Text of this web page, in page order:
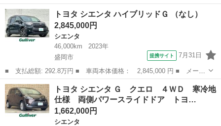
名： トヨタ ■ 車種名： シエンタ ■ グレード名： ＤＩＣＥ－
Ｇ ■ 排気量： 1500cc ■ ドア枚数： 5D ■ ミッション： AT4...
岩手 一関市 シエンタ
トヨタ シエンタ ハイブリッドＧ （なし）
2,845,000円
シエンタ
46,000km
2023年
盛岡市
提携サイト 7月31日
■ 支払総額: 292.8万円 ■ 車両本体価格： 2,845,000 円 ■ メーカ
ー名： トヨタ ■ 車種名： シエンタ ■ グレード名： ハイブリ
ッドＧ ■ 排気量： 1500cc ■ ドア枚数： 5D ■ ミッショ...
岩手 盛岡市 シエンタ
トヨタ シエンタ Ｇ クエロ ４ＷＤ 寒冷地
仕様 両側パワースライドドア トヨ…
1,662,000円
シエンタ